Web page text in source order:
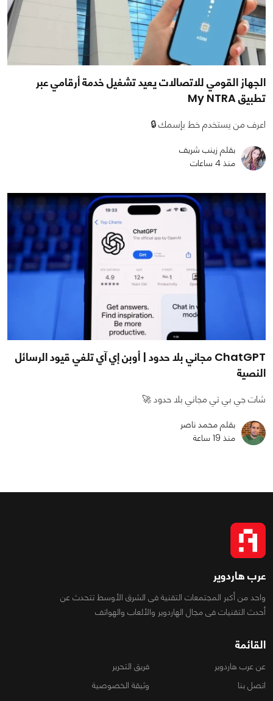
الجهاز القومي للاتصالات يعيد تشغيل خدمة أرقامي عبر
تطبيق My NTRA
اعرف من يستخدم خط بإسمك 🔒
بقلم زينب شريف
منذ 4 ساعات
ChatGPT مجاني بلا حدود | أوبن إي آي تلغي قيود الرسائل
النصية
شات جي بي تي مجاني بلا حدود 🚀
بقلم محمد ناصر
منذ 19 ساعة
عرب هاردوير
واحد من أكبر المجتمعات التقنية فى الشرق الأوسط تتحدث عن
أحدث التقنيات فى مجال الهاردوير والألعاب والهواتف
القائمة
عن عرب هاردوير
فريق التحرير
اتصل بنا
وثيقة الخصوصية